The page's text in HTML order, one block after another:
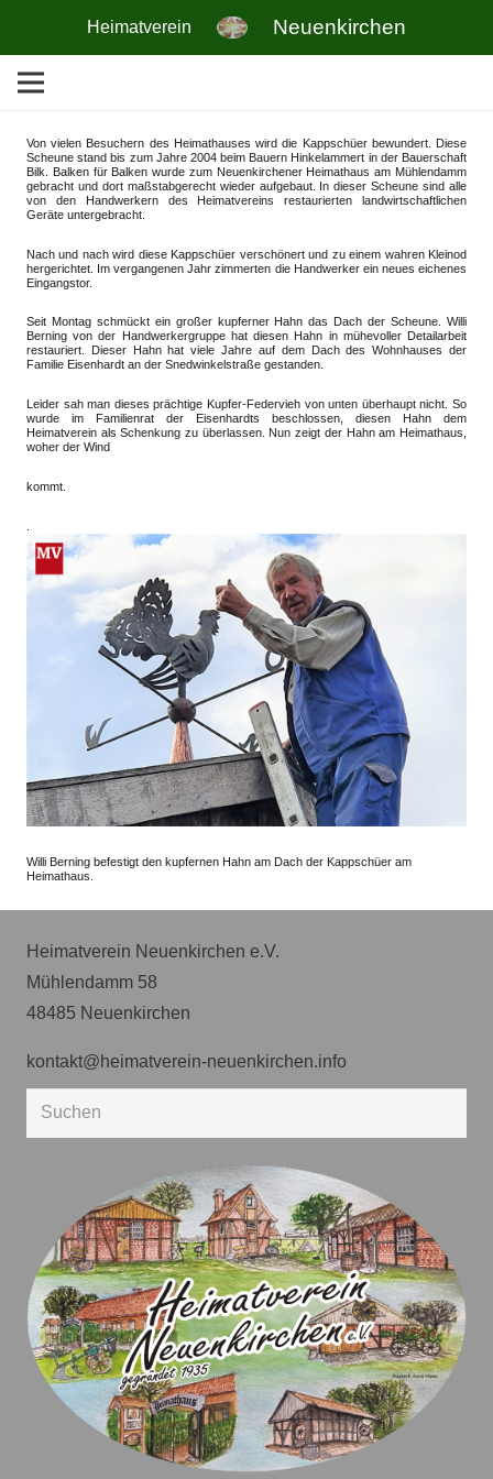
Heimatverein Neuenkirchen
Von vielen Besuchern des Heimathauses wird die Kappschüer bewundert. Diese
Scheune stand bis zum Jahre 2004 beim Bauern Hinkelammert in der Bauerschaft
Bilk. Balken für Balken wurde zum Neuenkirchener Heimathaus am Mühlendamm
gebracht und dort maßstabgerecht wieder aufgebaut. In dieser Scheune sind alle
von den Handwerkern des Heimatvereins restaurierten landwirtschaftlichen
Geräte untergebracht.
Nach und nach wird diese Kappschüer verschönert und zu einem wahren Kleinod
hergerichtet. Im vergangenen Jahr zimmerten die Handwerker ein neues eichenes
Eingangstor.
Seit Montag schmückt ein großer kupferner Hahn das Dach der Scheune. Willi
Berning von der Handwerkergruppe hat diesen Hahn in mühevoller Detailarbeit
restauriert. Dieser Hahn hat viele Jahre auf dem Dach des Wohnhauses der
Familie Eisenhardt an der Snedwinkelstraße gestanden.
Leider sah man dieses prächtige Kupfer-Federvieh von unten überhaupt nicht. So
wurde im Familienrat der Eisenhardts beschlossen, diesen Hahn dem
Heimatverein als Schenkung zu überlassen. Nun zeigt der Hahn am Heimathaus,
woher der Wind
kommt.
Willi Berning befestigt den kupfernen Hahn am Dach der Kappschüer am
Heimathaus.
Heimatverein Neuenkirchen e.V.
Mühlendamm 58
48485 Neuenkirchen
kontakt@heimatverein-neuenkirchen.info